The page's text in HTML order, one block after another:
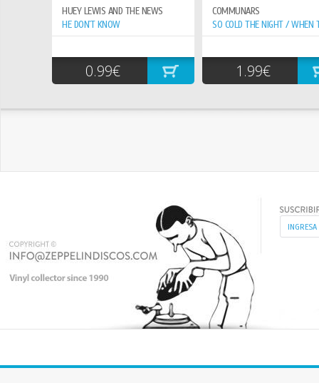
HUEY LEWIS AND THE NEWS
HE DON`T KNOW
0.99€
COMMUNARS
1.99€